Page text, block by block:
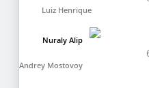
Luiz Henrique
Andrey Mostovoy
Nuraly Alip